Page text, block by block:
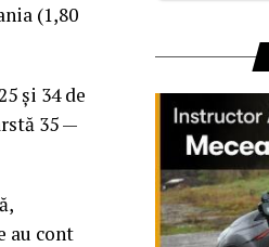
(1,80
și 34 de
35 —
au cont